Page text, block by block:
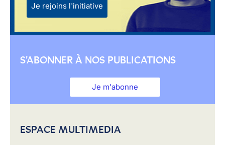
Je rejoins l'initiative
S'ABONNER À NOS PUBLICATIONS
Je m'abonne
ESPACE MULTIMEDIA